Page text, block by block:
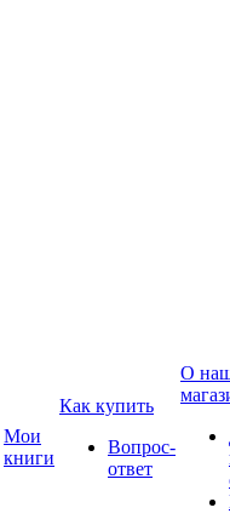
Мои
книги
Как купить
Вопрос-
ответ
О